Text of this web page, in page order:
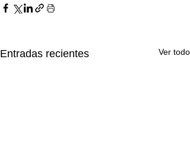
Entradas recientes Ver todo